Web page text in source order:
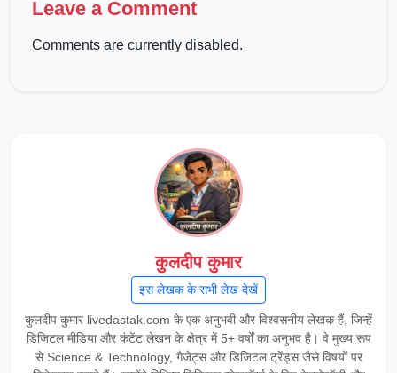
Leave a Comment
Comments are currently disabled.
कुलदीप कुमार
इस लेखक के सभी लेख देखें
कुलदीप कुमार livedastak.com के एक अनुभवी और विश्वसनीय लेखक हैं, जिन्हें
डिजिटल मीडिया और कंटेंट लेखन के क्षेत्र में 5+ वर्षों का अनुभव है। वे मुख्य रूप
से Science & Technology, गैजेट्स और डिजिटल ट्रेंड्स जैसे विषयों पर